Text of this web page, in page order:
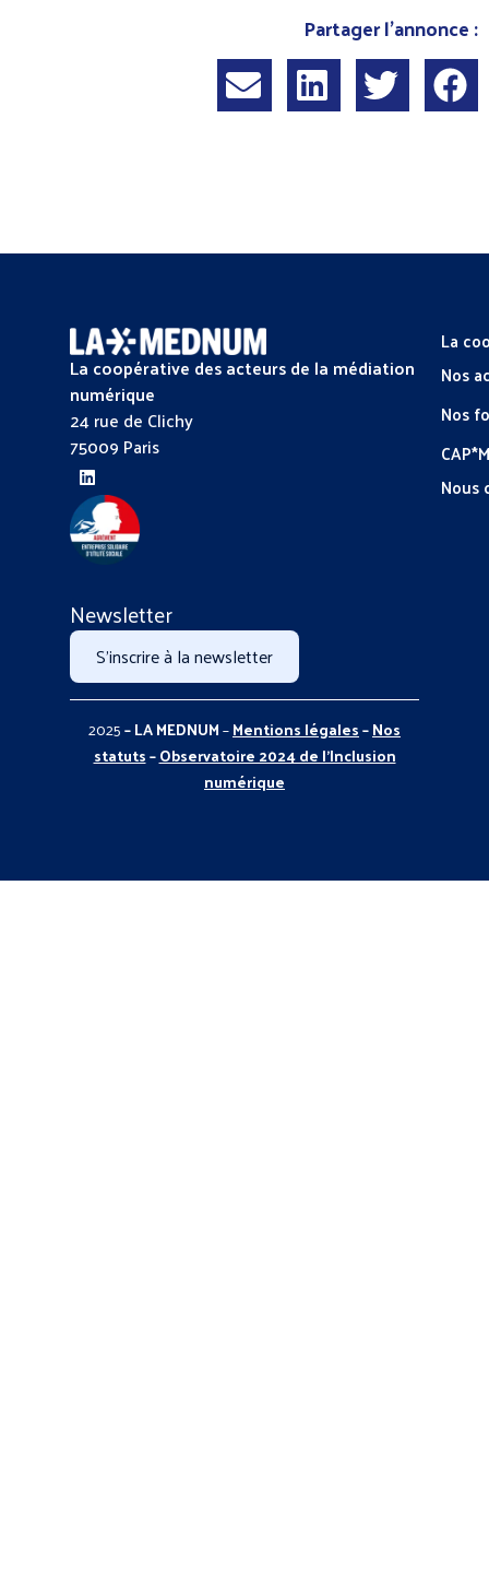
Partager l'annonce :
La coopérative des acteurs de la médiation
numérique
24 rue de Clichy
75009 Paris
Newsletter
S'inscrire à la newsletter
La
Nos
Nos
Nous
2025– LA MEDNUM–Mentions légales–Nos
statuts–Observatoire 2024 de l’Inclusion
numérique